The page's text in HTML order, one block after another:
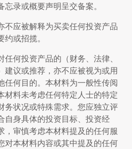
录或概要声明呈交备案。
不应被解释为买卖任何投资产品
或招揽。
何投资产品的（财务、法律、
建议或推荐，亦不应被视为或用
任何目的。本材料为一般性传阅
材料未考虑任何特定人士的特定
务状况或特殊需求。您应独立评
自身具体的投资目标、投资经
，审慎考虑本材料提及的任何服
对本材料内容或其中提及的任何